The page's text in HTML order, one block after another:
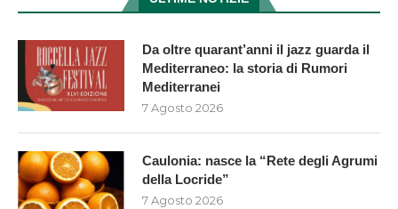
Da oltre quarant’anni il jazz guarda il
Mediterraneo: la storia di Rumori
Mediterranei
7 Agosto 2026
Caulonia: nasce la “Rete degli Agrumi
della Locride”
7 Agosto 2026